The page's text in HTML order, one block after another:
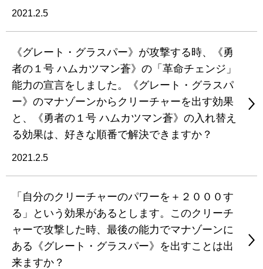
2021.2.5
《グレート・グラスパー》が攻撃する時、《勇
者の１号 ハムカツマン蒼》の「革命チェンジ」
能力の宣言をしました。《グレート・グラスパ
ー》のマナゾーンからクリーチャーを出す効果
と、《勇者の１号 ハムカツマン蒼》の入れ替え
る効果は、好きな順番で解決できますか？
2021.2.5
「自分のクリーチャーのパワーを＋２０００す
る」という効果があるとします。このクリーチ
ャーで攻撃した時、最後の能力でマナゾーンに
ある《グレート・グラスパー》を出すことは出
来ますか？